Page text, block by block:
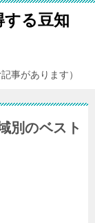
る豆知
事があります）
別のベスト